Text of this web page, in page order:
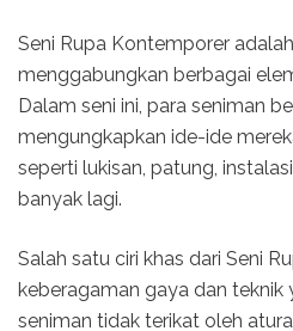
Seni Rupa Kontemporer
menggabungkan berbagai
Dalam seni ini, para seniman
mengungkapkan ide-ide
seperti lukisan, patung,
banyak lagi.
Salah satu ciri khas dari Seni
keberagaman gaya dan teknik
seniman tidak terikat oleh